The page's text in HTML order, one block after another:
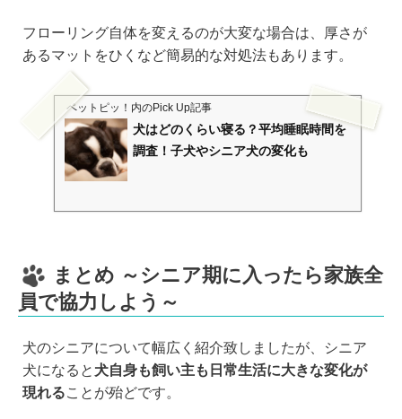
フローリング自体を変えるのが大変な場合は、厚さが
あるマットをひくなど簡易的な対処法もあります。
ペットピッ！ 内のPick Up記事
犬はどのくらい寝る？平均睡眠時間を
調査！子犬やシニア犬の変化も
まとめ ～シニア期に入ったら家族全
員で協力しよう～
犬のシニアについて幅広く紹介致しましたが、シニア
犬になると 犬自身も飼い主も日常生活に大きな変化が
現れることが殆どです。